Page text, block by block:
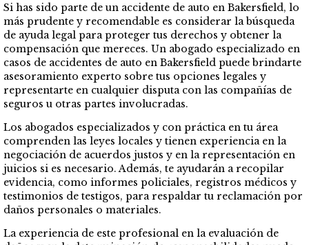
Si has sido parte de un accidente de auto en Bakersfield, lo
más prudente y recomendable es considerar la búsqueda
de ayuda legal para proteger tus derechos y obtener la
compensación que mereces. Un abogado especializado en
casos de accidentes de auto en Bakersfield puede brindarte
asesoramiento experto sobre tus opciones legales y
representarte en cualquier disputa con las compañías de
seguros u otras partes involucradas.
Los abogados especializados y con práctica en tu área
comprenden las leyes locales y tienen experiencia en la
negociación de acuerdos justos y en la representación en
juicios si es necesario. Además, te ayudarán a recopilar
evidencia, como informes policiales, registros médicos y
testimonios de testigos, para respaldar tu reclamación por
daños personales o materiales.
La experiencia de este profesional en la evaluación de